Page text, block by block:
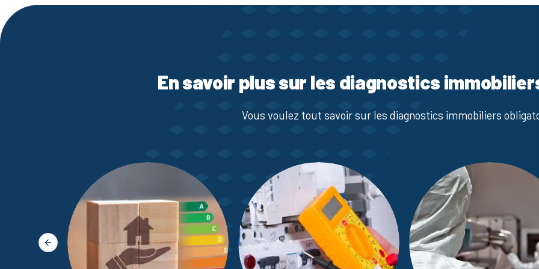
En savoir plus sur les diagnostics
Vous voulez tout savoir sur les diagnostics immobiliers
Slide précédente